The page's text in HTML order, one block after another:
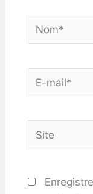
Nom*
E-
mail*
Site